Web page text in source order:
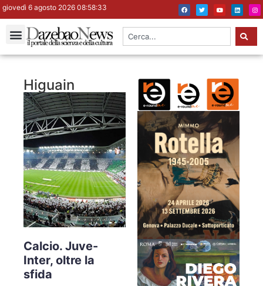
giovedì 6 agosto 2026 08:58:34
Higuain
Calcio. Juve-
Inter, oltre la
sfida